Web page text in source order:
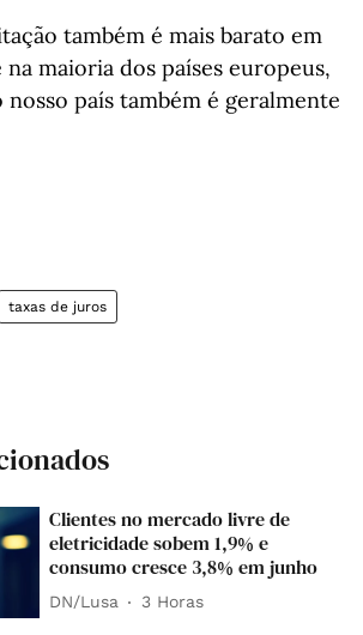
também é mais barato em
maioria dos países europeus,
nosso país também é geralmente
taxas de juros
Clientes no mercado livre de
eletricidade sobem 1,9% e
consumo cresce 3,8% em junho
DN/Lusa 3 Horas